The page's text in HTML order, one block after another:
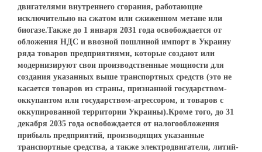
двигателями внутреннего сгорания, работающие
исключительно на сжатом или сжиженном метане или
биогазе.Также до 1 января 2031 года освобождается от
обложения НДС и ввозной пошлиной импорт в Украину
ряда товаров предприятиями, которые создают или
модернизируют свои производственные мощности для
создания указанных выше транспортных средств (это не
касается товаров из страны, признанной государством-
оккупантом или государством-агрессором, и товаров с
оккупированной территории Украины).Кроме того, до 31
декабря 2035 года освобождается от налогообложения
прибыль предприятий, производящих указанные
транспортные средства, а также электродвигатели, литий-